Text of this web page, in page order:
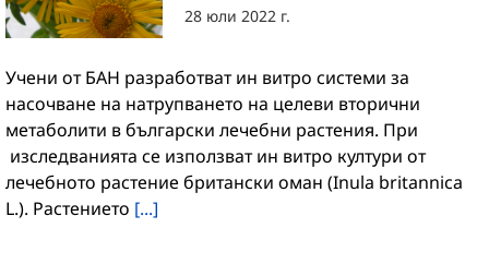
28 юли 2022 г.
Учени от БАН разработват ин витро системи за
насочване на натрупването на целеви вторични
метаболити в български лечебни растения. При
изследванията се използват ин витро култури от
лечебното растение британски оман (Inula britannica
L.). Растението [...]